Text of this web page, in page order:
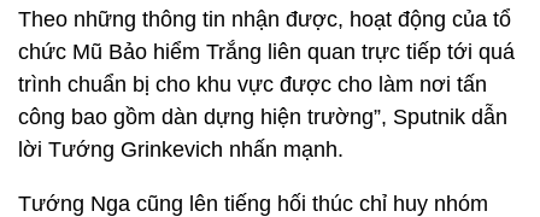
Theo những thông tin nhận được, hoạt động của tổ
chức Mũ Bảo hiểm Trắng liên quan trực tiếp tới quá
trình chuẩn bị cho khu vực được cho làm nơi tấn
công bao gồm dàn dựng hiện trường”, Sputnik dẫn
lời Tướng Grinkevich nhấn mạnh.
Tướng Nga cũng lên tiếng hối thúc chỉ huy nhóm